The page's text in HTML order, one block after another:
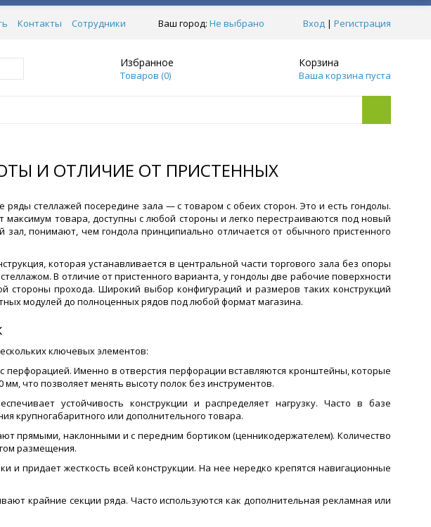
Ваш город: Не выбрано Вход | Регистрация
Контакты Сотрудники
Избранное
Товаров (0)
Корзина
Ваша корзина пуста
И ОТЛИЧИЕ ОТ ПРИСТЕННЫХ
стеллажей посередине зала — с товаром с обеих сторон. Это и есть гондолы.
товара, доступны с любой стороны и легко перестраиваются под новый
зал, понимают, чем гондола принципиально отличается от обычного пристенного
которая устанавливается в центральной части торгового зала без опоры
В отличие от пристенного варианта, у гондолы две рабочие поверхности
прохода. Широкий выбор конфигураций и размеров таких конструкций
модулей до полноценных рядов под любой формат магазина.
ключевых элементов:
Именно в отверстия перфорации вставляются кронштейны, которые
что позволяет менять высоту полок без инструментов.
устойчивость конструкции и распределяет нагрузку. Часто в базе
крупногабаритного или дополнительного товара.
прямыми, наклонными и с передним бортиком (ценникодержателем). Количество
размещения.
и придает жесткость всей конструкции. На нее нередко крепятся навигационные
крайние секции ряда. Часто используются как дополнительная рекламная или